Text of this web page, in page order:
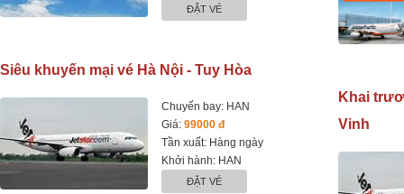
ĐẶT VÉ
Siêu khuyến mại vé Hà Nội - Tuy Hòa
Chuyến bay: HAN
Giá: 99000 đ
Tần xuất: Hàng ngày
Khởi hành: HAN
ĐẶT VÉ
Khai
Vinh